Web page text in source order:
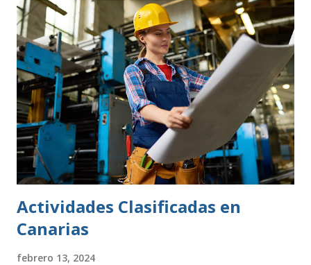
Actividades Clasificadas en
Canarias
febrero 13, 2024